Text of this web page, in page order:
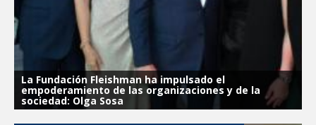
La Fundación Fleishman ha impulsado el
empoderamiento de las organizaciones y de la
sociedad: Olga Sosa